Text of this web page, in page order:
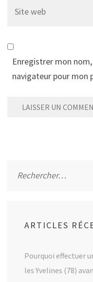
web
Enregistrer mon
navigateur pour mon
ARTICLES
Pourquoi effectuer
les Yvelines (78)